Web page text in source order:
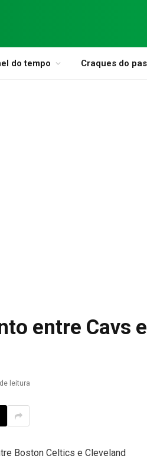
do tempo Craques do
entre Cavs e
leitura
Boston Celtics e Cleveland